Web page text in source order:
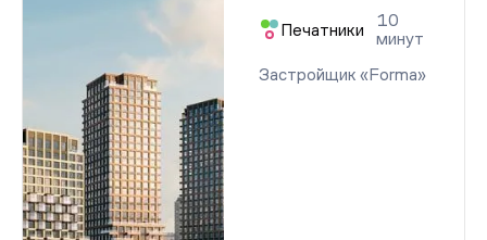
Печатники
10
минут
Застройщик «Forma»